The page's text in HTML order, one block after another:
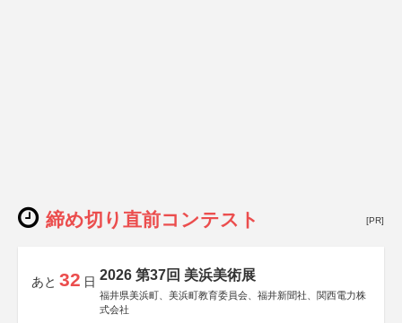
締め切り直前コンテスト [PR]
あと 32 日 2026 第37回 美浜美術展
福井県美浜町、美浜町教育委員会、福井新聞社、関西電力株
式会社